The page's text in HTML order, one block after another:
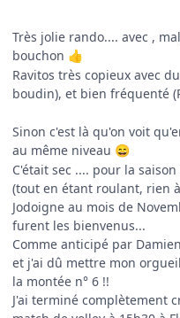
Très jolie rando.... avec ,
bouchon 👍
Ravitos très copieux avec
boudin), et bien fréquenté
Sinon c'est là qu'on voit
au même niveau 😄
C'était sec .... pour la
(tout en étant roulant, rien
Jodoigne au mois de
furent les bienvenus...
Comme anticipé par
et j'ai dû mettre mon
la montée n° 6 !!
J'ai terminé complètement